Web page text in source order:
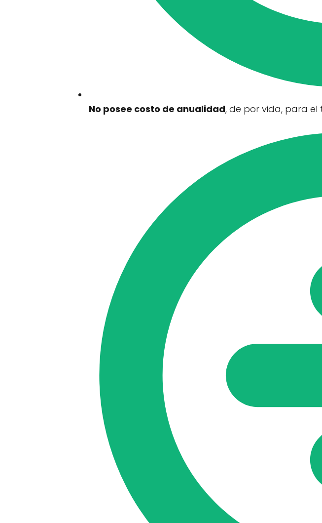
No posee costo de anualidad, de por vida, para el